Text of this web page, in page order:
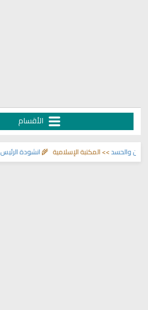
الأقسام
انشودة الرئيس احمد الشرع>> المكتبة الإسلامية 🌾